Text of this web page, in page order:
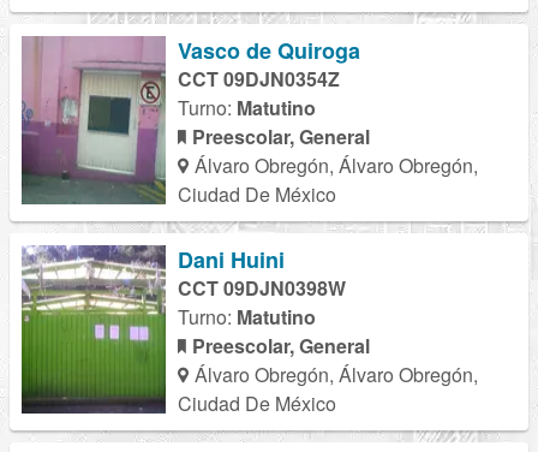
Vasco de Quiroga
CCT 09DJN0354Z
Turno: Matutino
Preescolar, General
Álvaro Obregón, Álvaro Obregón,
Ciudad De México
Dani Huini
CCT 09DJN0398W
Turno: Matutino
Preescolar, General
Álvaro Obregón, Álvaro Obregón,
Ciudad De México